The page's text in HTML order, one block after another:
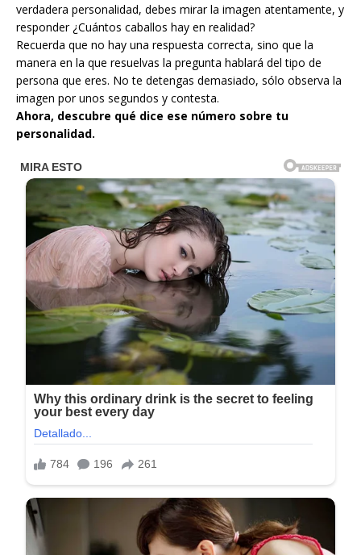
verdadera personalidad, debes mirar la imagen atentamente, y
responder ¿Cuántos caballos hay en realidad?
Recuerda que no hay una respuesta correcta, sino que la
manera en la que resuelvas la pregunta hablará del tipo de
persona que eres. No te detengas demasiado, sólo observa la
imagen por unos segundos y contesta.
Ahora, descubre qué dice ese número sobre tu
personalidad.